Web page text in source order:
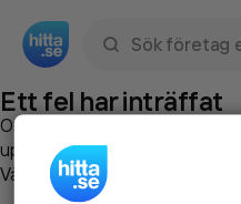
Ett fel har inträffat
Om du vill kan du
uppstod så att vi lättare och
Vänligen försök med följande: